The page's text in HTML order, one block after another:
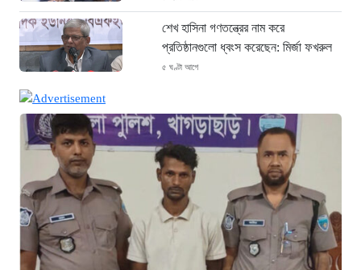
শেখ হাসিনা গণতন্ত্রের নাম করে
প্রতিষ্ঠানগুলো ধ্বংস করেছেন: মির্জা ফখরুল
৫ ঘণ্টা আগে
স্কুলে আরও ৭ জনকে হত্যা
৫ ঘণ্টা আগে
সিলেটে দুই বাসের ভয়াবহ সংঘর্ষ: ঝরে গেল
৮টি তাজা প্রাণ, হাসপাতালে ২৫
৫ ঘণ্টা আগে
সিলিন্ডার লিকেজে ভয়াবহ অগ্নিকাণ্ড: দগ্ধ ৩
জনের অবস্থা আশঙ্কাজনক